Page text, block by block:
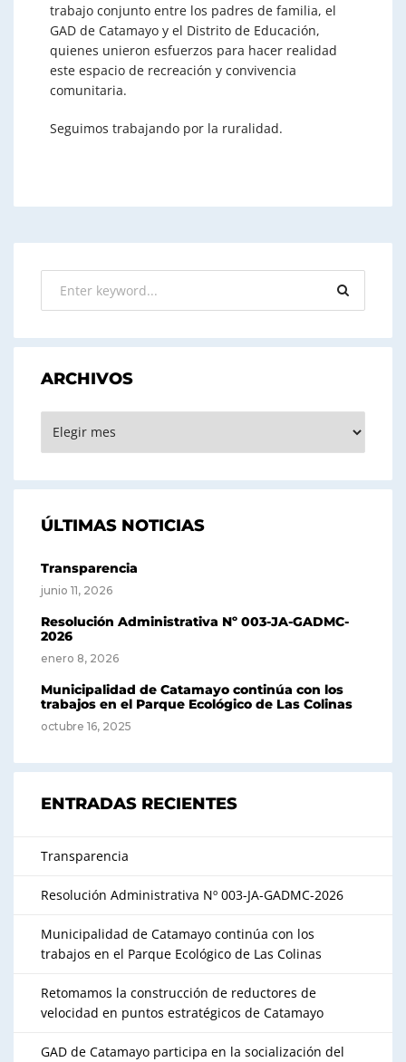
trabajo conjunto entre los padres de familia, el
GAD de Catamayo y el Distrito de Educación,
quienes unieron esfuerzos para hacer realidad
este espacio de recreación y convivencia
comunitaria.
Seguimos trabajando por la ruralidad.
ARCHIVOS
ÚLTIMAS NOTICIAS
Transparencia
junio 11, 2026
Resolución Administrativa Nº 003-JA-GADMC-
2026
enero 8, 2026
Municipalidad de Catamayo continúa con los
trabajos en el Parque Ecológico de Las Colinas
octubre 16, 2025
ENTRADAS RECIENTES
Transparencia
Resolución Administrativa Nº 003-JA-GADMC-2026
Municipalidad de Catamayo continúa con los
trabajos en el Parque Ecológico de Las Colinas
Retomamos la construcción de reductores de
velocidad en puntos estratégicos de Catamayo
GAD de Catamayo participa en la socialización del